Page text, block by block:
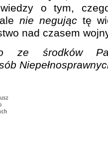
o tym,
nie negując tę
nad czasem
ze środków